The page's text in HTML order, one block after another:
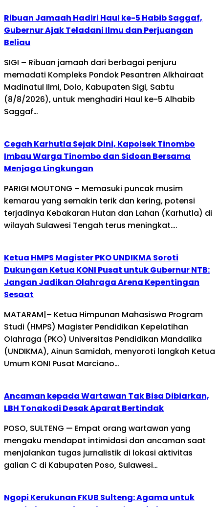
Ribuan Jamaah Hadiri Haul ke-5 Habib Saggaf,
Gubernur Ajak Teladani Ilmu dan Perjuangan
Beliau
SIGI – Ribuan jamaah dari berbagai penjuru
memadati Kompleks Pondok Pesantren Alkhairaat
Madinatul Ilmi, Dolo, Kabupaten Sigi, Sabtu
(8/8/2026), untuk menghadiri Haul ke-5 Alhabib
Saggaf…
Cegah Karhutla Sejak Dini, Kapolsek Tinombo
Imbau Warga Tinombo dan Sidoan Bersama
Menjaga Lingkungan
PARIGI MOUTONG – Memasuki puncak musim
kemarau yang semakin terik dan kering, potensi
terjadinya Kebakaran Hutan dan Lahan (Karhutla) di
wilayah Sulawesi Tengah terus meningkat….
Ketua HMPS Magister PKO UNDIKMA Soroti
Dukungan Ketua KONI Pusat untuk Gubernur NTB:
Jangan Jadikan Olahraga Arena Kepentingan
Sesaat
MATARAM|– Ketua Himpunan Mahasiswa Program
Studi (HMPS) Magister Pendidikan Kepelatihan
Olahraga (PKO) Universitas Pendidikan Mandalika
(UNDIKMA), Ainun Samidah, menyoroti langkah Ketua
Umum KONI Pusat Marciano…
Ancaman kepada Wartawan Tak Bisa Dibiarkan,
LBH Tonakodi Desak Aparat Bertindak
POSO, SULTENG — Empat orang wartawan yang
mengaku mendapat intimidasi dan ancaman saat
menjalankan tugas jurnalistik di lokasi aktivitas
galian C di Kabupaten Poso, Sulawesi…
Ngopi Kerukunan FKUB Sulteng: Agama untuk